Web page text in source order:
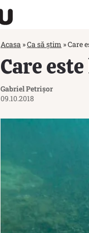
Acasa »Ca să știm »Care
Care
Gabriel Petrișor
09.10.2018